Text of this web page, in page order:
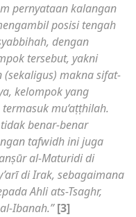
pernyataan kalangan
posisi tengah
dengan
tersebut, yakni
makna sifat-
kelompok yang
mu‘aṭṭhilah.
benar-benar
tafwidh ini juga
al-Maturidi di
di Irak, sebagaimana
Ahli ats-Tsaghr,
Ibanah.”[3]